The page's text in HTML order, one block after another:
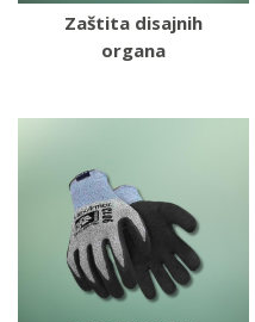
Zaštita disajnih
organa